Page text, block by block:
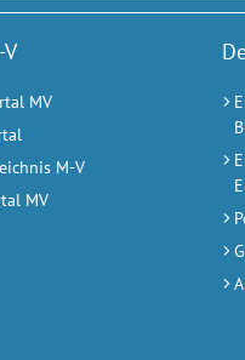
MV
M-V
MV